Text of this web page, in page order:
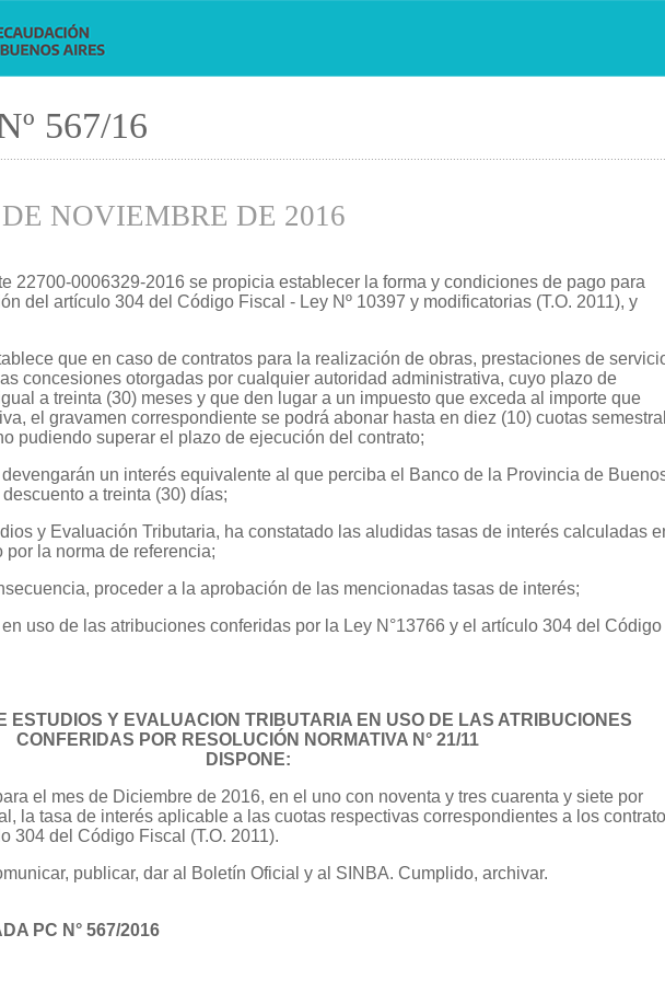
567/16
NOVIEMBRE DE 2016
22700-0006329-2016 se propicia establecer la forma y condiciones de pago para
del artículo 304 del Código Fiscal - Ley Nº 10397 y modificatorias (T.O. 2011), y
que en caso de contratos para la realización de obras, prestaciones de
concesiones otorgadas por cualquier autoridad administrativa, cuyo plazo de
a treinta (30) meses y que den lugar a un impuesto que exceda al importe que
el gravamen correspondiente se podrá abonar hasta en diez (10) cuotas
pudiendo superar el plazo de ejecución del contrato;
un interés equivalente al que perciba el Banco de la Provincia de
a treinta (30) días;
y Evaluación Tributaria, ha constatado las aludidas tasas de interés calculadas
la norma de referencia;
proceder a la aprobación de las mencionadas tasas de interés;
uso de las atribuciones conferidas por la Ley N°13766 y el artículo 304 del Código
ESTUDIOS Y EVALUACION TRIBUTARIA EN USO DE LAS ATRIBUCIONES
CONFERIDAS POR RESOLUCIÓN NORMATIVA N° 21/11
DISPONE:
el mes de Diciembre de 2016, en el uno con noventa y tres cuarenta y siete por
la tasa de interés aplicable a las cuotas respectivas correspondientes a los
304 del Código Fiscal (T.O. 2011).
publicar, dar al Boletín Oficial y al SINBA. Cumplido, archivar.
PC N° 567/2016